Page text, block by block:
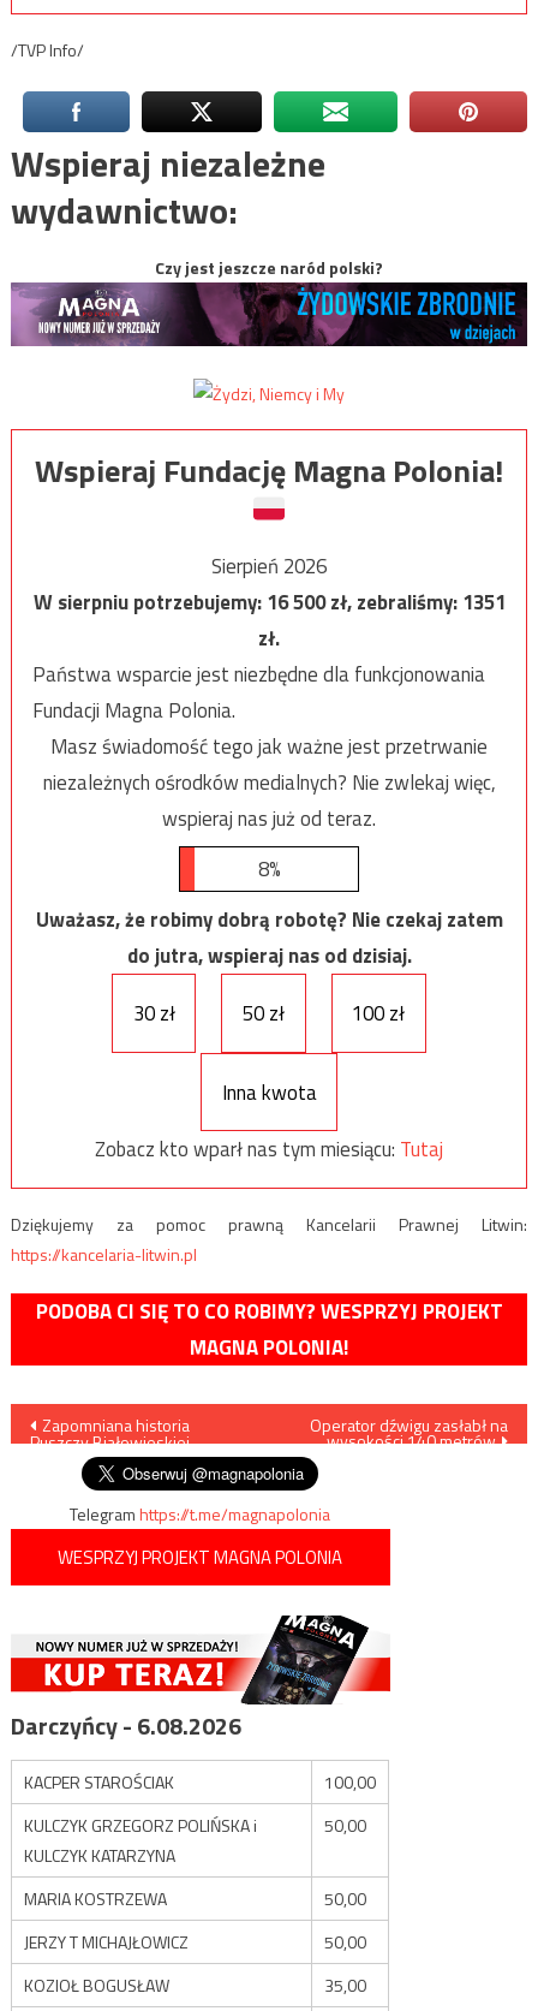
/TVP Info/
Wspieraj niezależne
wydawnictwo:
Czy jest jeszcze naród polski?
Wspieraj Fundację Magna Polonia!
Sierpień 2026
W sierpniu potrzebujemy:16 500zł, zebraliśmy:1351
zł.
Państwa wsparcie jest niezbędne dla funkcjonowania
Fundacji Magna Polonia.
Masz świadomość tego jak ważne jest przetrwanie
niezależnych ośrodków medialnych? Nie zwlekaj więc,
wspieraj nas już od teraz.
8%
Uważasz, że robimy dobrą robotę? Nie czekaj zatem
do jutra, wspieraj nas od dzisiaj.
30 zł
50 zł 100 zł
Inna kwota
Zobacz kto wparł nas tym miesiącu: Tutaj
Dziękujemy za pomoc prawną Kancelarii Prawnej Litwin:
https://kancelaria-litwin.pl
PODOBA CI SIĘ TO CO ROBIMY? WESPRZYJ PROJEKT
MAGNA POLONIA!
Nawigacja
wpisu
Zapomniana historia
Puszczy Białowieskiej
Operator dźwigu zasłabł na
wysokości 140 metrów
Telegramhttps://t.me/magnapolonia
WESPRZYJ PROJEKT MAGNA POLONIA
Darczyńcy - 6.08.2026
KACPER STAROŚCIAK
100,00
KULCZYK GRZEGORZ POLIŃSKA i
KULCZYK KATARZYNA
50,00
MARIA KOSTRZEWA
50,00
JERZY T MICHAJŁOWICZ
50,00
KOZIOŁ BOGUSŁAW
35,00